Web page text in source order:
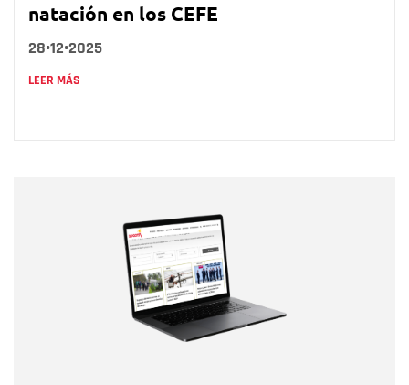
natación en los CEFE
28•12•2025
LEER MÁS
Correo electrónico
Tipo de comentario